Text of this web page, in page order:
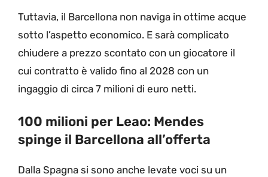
Tuttavia, il Barcellona non naviga in ottime acque
sotto l’aspetto economico. E sarà complicato
chiudere a prezzo scontato con un giocatore il
cui contratto è valido fino al 2028 con un
ingaggio di circa 7 milioni di euro netti.
100 milioni per Leao: Mendes
spinge il Barcellona all’offerta
Dalla Spagna si sono anche levate voci su un